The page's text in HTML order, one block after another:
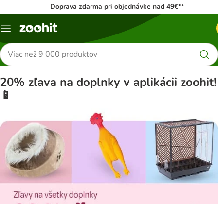
Doprava zdarma pri objednávke nad 49€**
Kategórie
Hľadať
produkty
20% zľava na doplnky v aplikácii zoohit!
📱